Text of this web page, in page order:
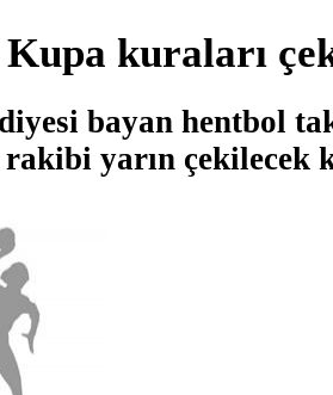
kuraları
bayan hentbol
yarın çekilecek